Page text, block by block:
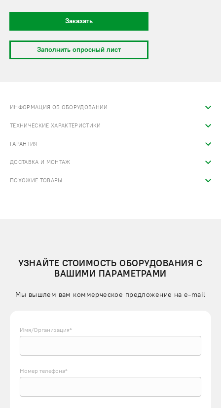
Заказать
Заполнить опросный лист
ИНФОРМАЦИЯ ОБ ОБОРУДОВАНИИ
ТЕХНИЧЕСКИЕ ХАРАКТЕРИСТИКИ
ГАРАНТИЯ
ДОСТАВКА И МОНТАЖ
ПОХОЖИЕ ТОВАРЫ
УЗНАЙТЕ СТОИМОСТЬ ОБОРУДОВАНИЯ С
ВАШИМИ ПАРАМЕТРАМИ
Мы вышлем вам коммерческое предложение на e-mail
Имя/Организация*
Номер телефона*